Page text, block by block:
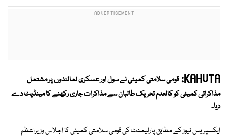
KAHUTA: قومی سلامتی کمیٹی نے سول اور عسکری نمائندوں پر مشتمل
مذاکراتی کمیٹی کو کالعدم تحریک طالبان سے مذاکرات جاری رکھنے کا مینڈیٹ دے
دیا۔
ایکسپریس نیوز کے مطابق پارلیمنٹ کی قومی سلامتی کمیٹی کا اجلاس وزیراعظم